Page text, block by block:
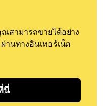
สามารถขายได้อย่าง
นทางอินเทอร์เน็ต
นี่